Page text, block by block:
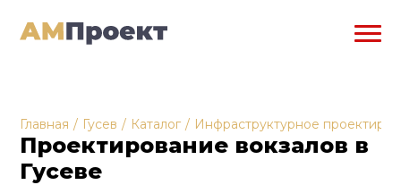
Главная / Гусев / Каталог / Инфраструктурное
Проектирование вокзалов в
Гусеве